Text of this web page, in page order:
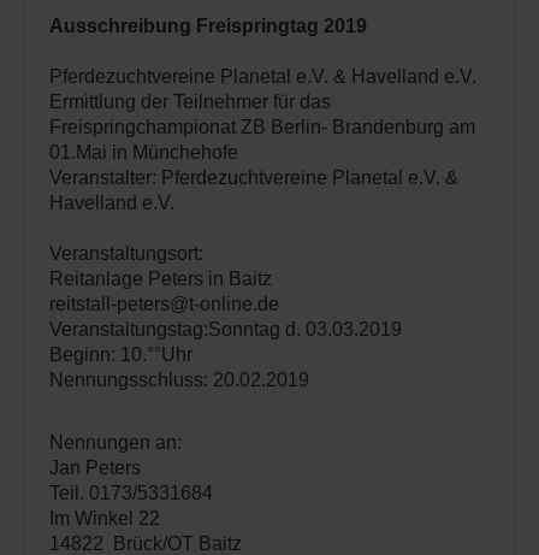
Ausschreibung Freispringtag 2019
Pferdezuchtvereine Planetal e.V. & Havelland e.V.
Ermittlung der Teilnehmer für das
Freispringchampionat ZB Berlin- Brandenburg am
01.Mai in Münchehofe
Veranstalter: Pferdezuchtvereine Planetal e.V. &
Havelland e.V.
Veranstaltungsort:
Reitanlage Peters in Baitz
reitstall-peters@t-online.de
Veranstaltungstag:Sonntag d. 03.03.2019
Beginn: 10.°°Uhr
Nennungsschluss: 20.02.2019
Nennungen an:
Jan Peters
Teil. 0173/5331684
Im Winkel 22
14822 Brück/OT Baitz